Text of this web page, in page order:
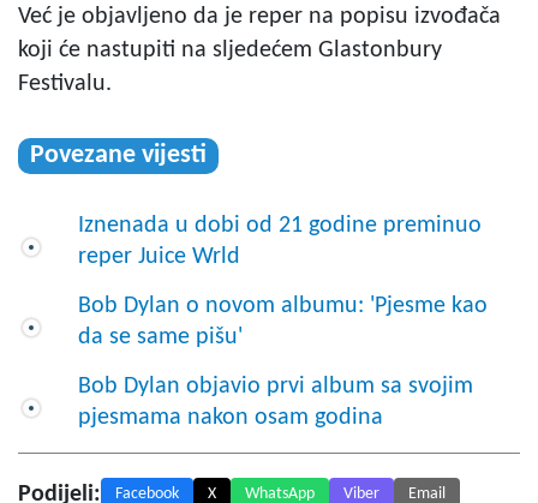
Već je objavljeno da je reper na popisu izvođača
koji će nastupiti na sljedećem Glastonbury
Festivalu.
Povezane vijesti
Iznenada u dobi od 21 godine preminuo
reper Juice Wrld
Bob Dylan o novom albumu: 'Pjesme kao
da se same pišu'
Bob Dylan objavio prvi album sa svojim
pjesmama nakon osam godina
Podijeli: Facebook X WhatsApp Viber Email